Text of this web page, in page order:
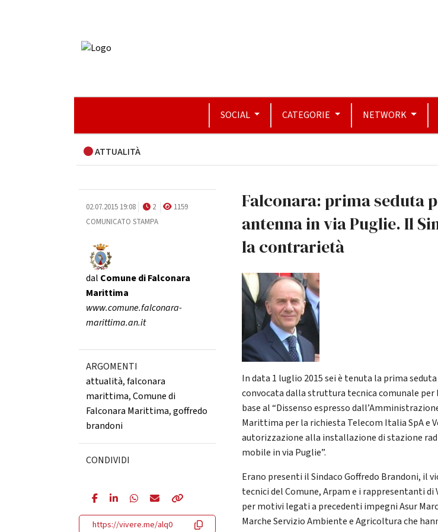
SOCIAL CATEGORIE NETWORK
ATTUALITÀ
02.07.2015 19:08 2
1159
COMUNICATO STAMPA
dal Comune di Falconara
Marittima
www.comune.falconara-
marittima.an.it
ARGOMENTI
attualità,falconara
marittima,Comune di
Falconara Marittima,goffredo
brandoni
CONDIVIDI
https://vivere.me/alq0
Falconara: prima seduta
antenna in via Puglie. Il
la contrarietà
In data 1 luglio 2015 sei è tenuta la prima
convocata dalla struttura tecnica comunale per
base al “Dissenso espresso
Marittima per la richiesta Telecom Italia SpA e
autorizzazione alla installazione di stazione
mobile in via Puglie”.
Erano presenti il Sindaco Goffredo Brandoni, il
tecnici del Comune, Arpam e i rappresentanti di
per motivi legati a precedenti impegni Asur
Marche Servizio Ambiente e Agricoltura che